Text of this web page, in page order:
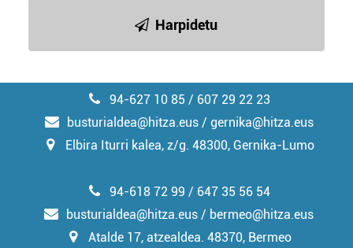
Harpidetu
94-627 10 85 / 607 29 22 23
busturialdea@hitza.eus / gernika@hitza.eus
Elbira Iturri kalea, z/g. 48300, Gernika-Lumo
94-618 72 99 / 647 35 56 54
busturialdea@hitza.eus / bermeo@hitza.eus
Atalde 17, atzealdea. 48370, Bermeo